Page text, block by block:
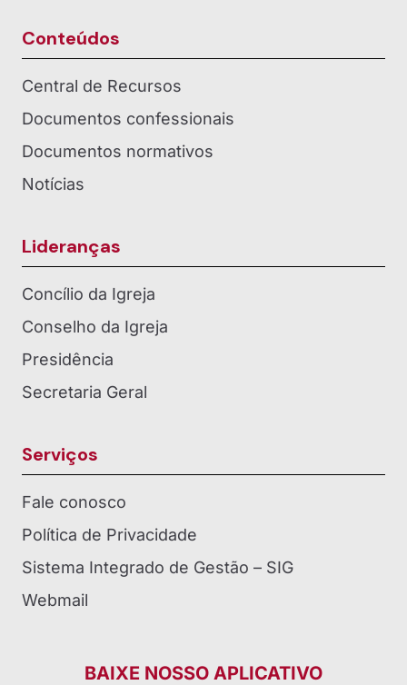
Conteúdos
Central de Recursos
Documentos confessionais
Documentos normativos
Notícias
Lideranças
Concílio da Igreja
Conselho da Igreja
Presidência
Secretaria Geral
Serviços
Fale conosco
Política de Privacidade
Sistema Integrado de Gestão – SIG
Webmail
BAIXE NOSSO APLICATIVO